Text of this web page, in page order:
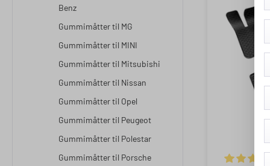
Benz
Gummimåtter til MG
Gummimåtter til MINI
Gummimåtter til Mitsubishi
Gummimåtter til Nissan
Gummimåtter til Opel
Gummimåtter til Peugeot
Gummimåtter til Polestar
Gummimåtter til Porsche